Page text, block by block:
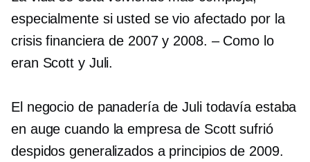
especialmente si usted se vio afectado por la
crisis financiera de 2007 y 2008. –Como lo
eran Scott y Juli.
El negocio de panadería de Juli todavía estaba
en auge cuando la empresa de Scott sufrió
despidos generalizados a principios de 2009.